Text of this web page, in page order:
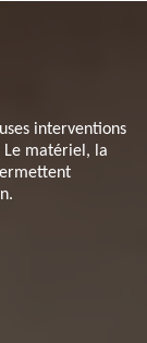
interventions
Le matériel, la